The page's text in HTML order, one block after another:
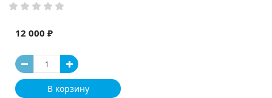
12 000 ₽
В корзину